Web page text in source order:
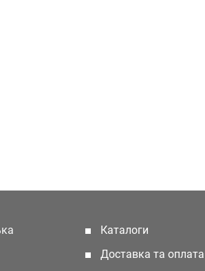
Каталоги
Доставка та оплата